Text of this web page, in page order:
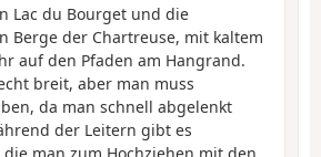
Lac du Bourget und die
Berge der Chartreuse, mit kaltem
auf den Pfaden am Hangrand.
breit, aber man muss
da man schnell abgelenkt
der Leitern gibt es